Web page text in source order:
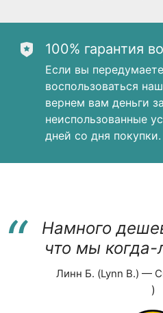
“
Намного
что мы когда-
Линн Б. (Lynn B.) —
)
100% гарантия
Если вы
воспользоваться
вернем вам деньги
неиспользованные
дней со дня покупки.